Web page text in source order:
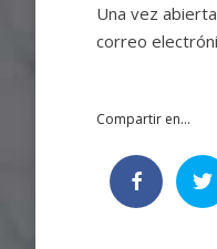
Una vez
correo
Compartir en...